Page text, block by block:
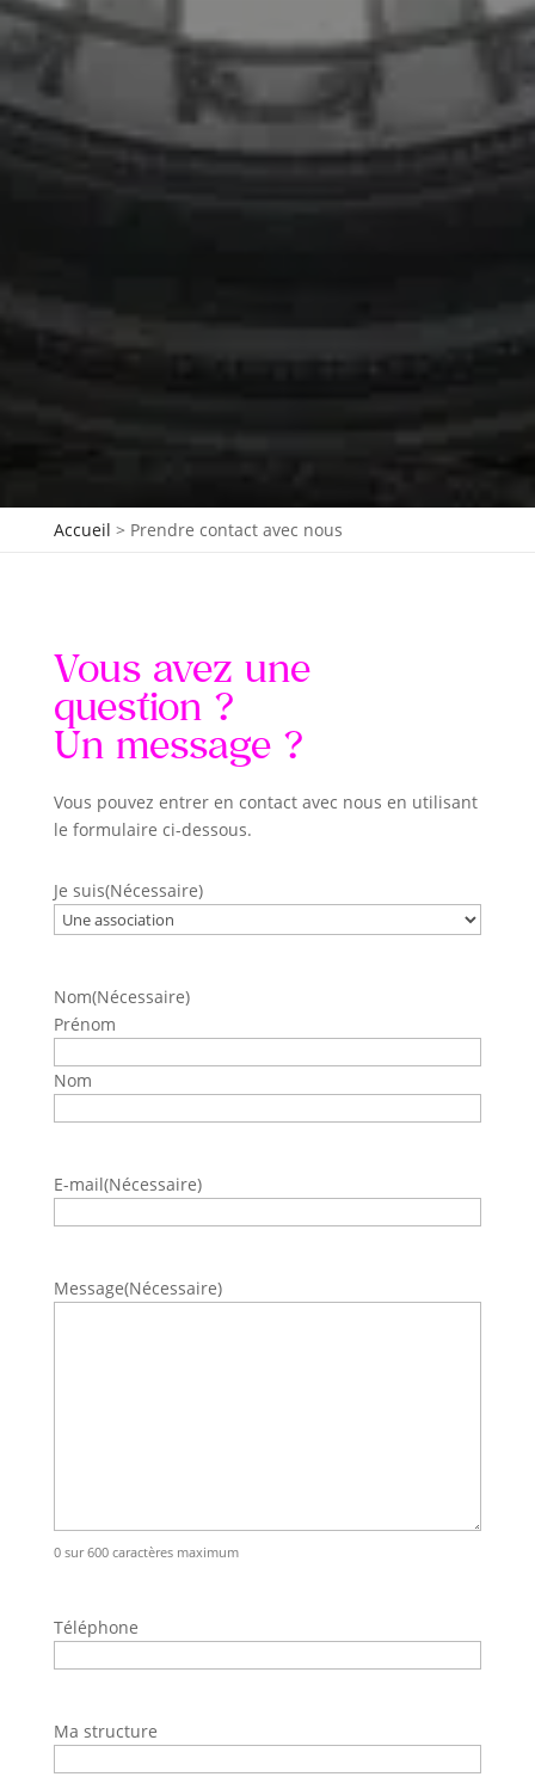
Accueil > Prendre contact avec nous
Vous avez une
question ?
Un message ?
Vous pouvez entrer en contact avec nous en utilisant
le formulaire ci-dessous.
Je suis(Nécessaire)
Nom(Nécessaire)
Prénom
Nom
E-mail(Nécessaire)
Message(Nécessaire)
0 sur 600 caractères maximum
Téléphone
Ma structure